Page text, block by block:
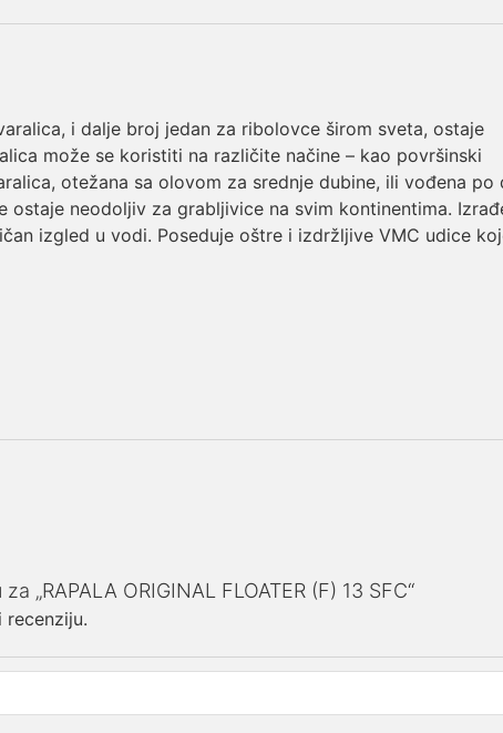
i dalje broj jedan za ribolovce širom sveta, ostaje
može se koristiti na različite načine – kao površinski
otežana sa olovom za srednje dubine, ili vođena po
ostaje neodoljiv za grabljivice na svim kontinentima.
izgled u vodi. Poseduje oštre i izdržljive VMC udice
„RAPALA ORIGINAL FLOATER (F) 13 SFC“